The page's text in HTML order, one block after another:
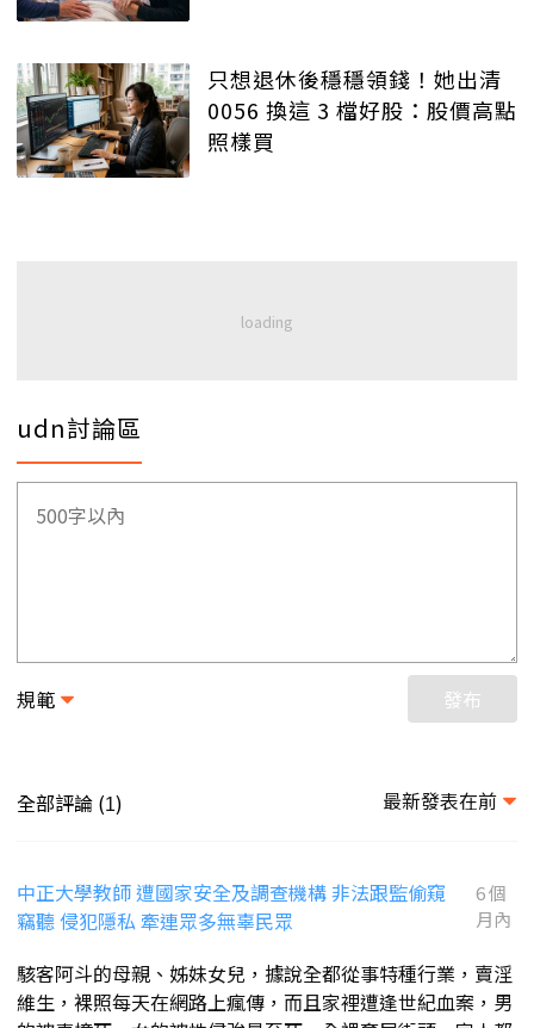
只想退休後穩穩領錢！她出清
0056 換這 3 檔好股：股價高點
照樣買
udn討論區
規範 發布
全部評論 (1) 最新發表在前
中正大學教師 遭國家安全及調查機構 非法跟監偷窺
竊聽 侵犯隱私 牽連眾多無辜民眾
6 個
月內
駭客阿斗的母親、姊妹女兒，據說全都從事特種行業，賣淫
維生，裸照每天在網路上瘋傳，而且家裡遭逢世紀血案，男